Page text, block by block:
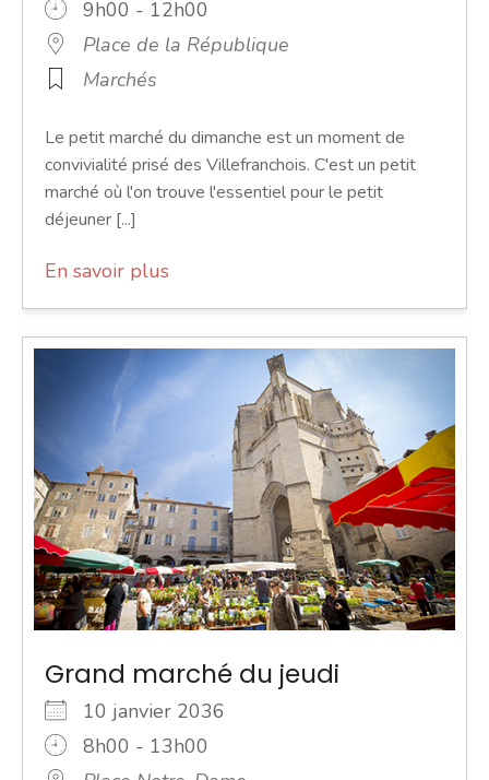
9h00 - 12h00
Place de la République
Marchés
Le petit marché du dimanche est un moment de
convivialité prisé des Villefranchois. C'est un petit
marché où l'on trouve l'essentiel pour le petit
déjeuner [...]
En savoir plus
Grand marché du jeudi
10 janvier 2036
8h00 - 13h00